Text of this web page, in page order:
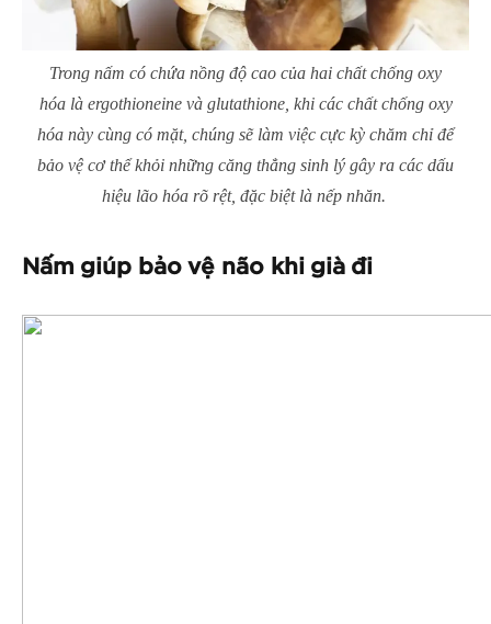
Trong nấm có chứa nồng độ cao của hai chất chống oxy
hóa là ergothioneine và glutathione, khi các chất chống oxy
hóa này cùng có mặt, chúng sẽ làm việc cực kỳ chăm chỉ để
bảo vệ cơ thể khỏi những căng thẳng sinh lý gây ra các dấu
hiệu lão hóa rõ rệt, đặc biệt là nếp nhăn.
Nấm giúp bảo vệ não khi già đi